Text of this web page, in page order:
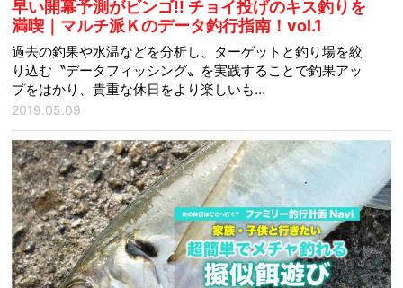
早い開幕予測がビンゴ!! チョイ投げのキス釣りを
満喫｜マルチ派Ｋのデータ釣行指南！vol.1
過去の釣果や水温などを分析し、ターゲットと釣り場を絞
り込む〝データフィッシング〟を実践することで釣果アッ
プをはかり、貴重な休日をより楽しいも…
2019.05.09